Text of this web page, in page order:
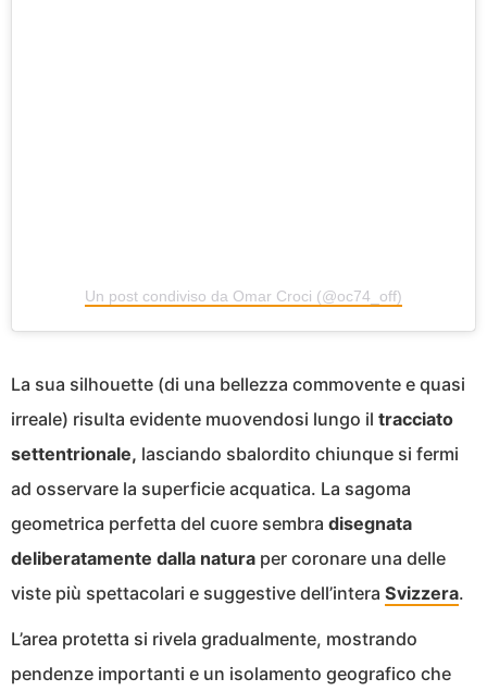
Un post condiviso da Omar Croci (@oc74_off)
La sua silhouette (di una bellezza commovente e quasi
irreale) risulta evidente muovendosi lungo il tracciato
settentrionale, lasciando sbalordito chiunque si fermi
ad osservare la superficie acquatica. La sagoma
geometrica perfetta del cuore sembra disegnata
deliberatamente dalla natura per coronare una delle
viste più spettacolari e suggestive dell’intera Svizzera.
L’area protetta si rivela gradualmente, mostrando
pendenze importanti e un isolamento geografico che